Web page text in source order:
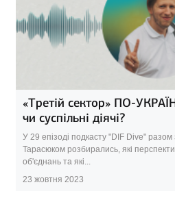
«Третій сектор» ПО-
чи суспільні діячі?
У 29 епізоді подкасту "DIF Dive"
Тарасюком розбирались, які
об'єднань та які...
23 жовтня 2023